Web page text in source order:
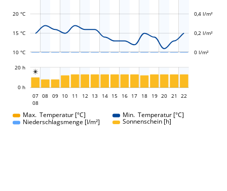
10 °C
15 °C
20 °C
0 l/m²
0,2 l/m²
0,4 l/m²

0 h
20 h
07
07
08
08 09 10 11 12 13 14 15 16 17 18 19 20 21 22
Max. Temperatur [°C]
Min. Temperatur [°C]
Niederschlagsmenge [l/m²]
Sonnenschein [h]